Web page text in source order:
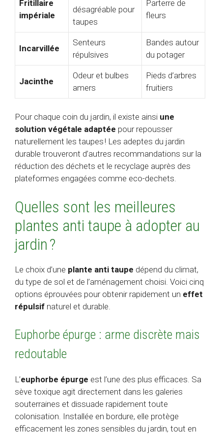
Fritillaire
impériale
désagréable pour
taupes
Parterre de
fleurs
Incarvillée
Senteurs
répulsives
Bandes autour
du potager
Jacinthe
Odeur et bulbes
amers
Pieds d’arbres
fruitiers
Pour chaque coin du jardin, il existe ainsi une
solution végétale adaptée pour repousser
naturellement les taupes ! Les adeptes du jardin
durable trouveront d’autres recommandations sur la
réduction des déchets et le recyclage auprès des
plateformes engagées comme eco-dechets.
Quelles sont les meilleures
plantes anti taupe à adopter au
jardin ?
Le choix d’une plante anti taupe dépend du climat,
du type de sol et de l’aménagement choisi. Voici cinq
options éprouvées pour obtenir rapidement un effet
répulsif naturel et durable.
Euphorbe épurge : arme discrète mais
redoutable
L’euphorbe épurge est l’une des plus efficaces. Sa
sève toxique agit directement dans les galeries
souterraines et dissuade rapidement toute
colonisation. Installée en bordure, elle protège
efficacement les zones sensibles du jardin, tout en